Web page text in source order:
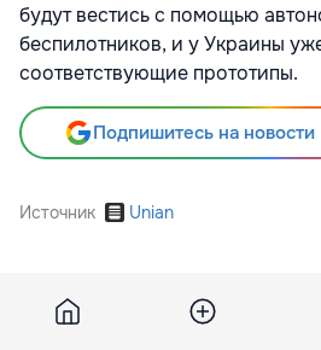
будут вестись с помощью
беспилотников, и у Украины
соответствующие прототипы.
Подпишитесь на
Источник Unian